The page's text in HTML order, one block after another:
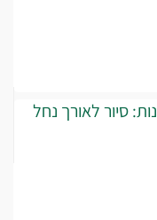
סיור לאורך נחל